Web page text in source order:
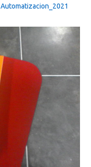
Automatizacion_2021